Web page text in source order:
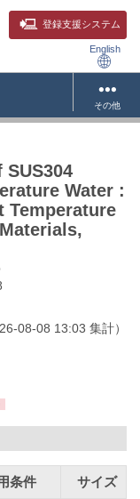
登録支援システム
English
その他
Water :
Temperature
08-08 13:03 集計）
条件 サイズ